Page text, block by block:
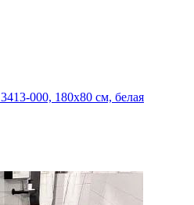
000, 180х80 см, белая